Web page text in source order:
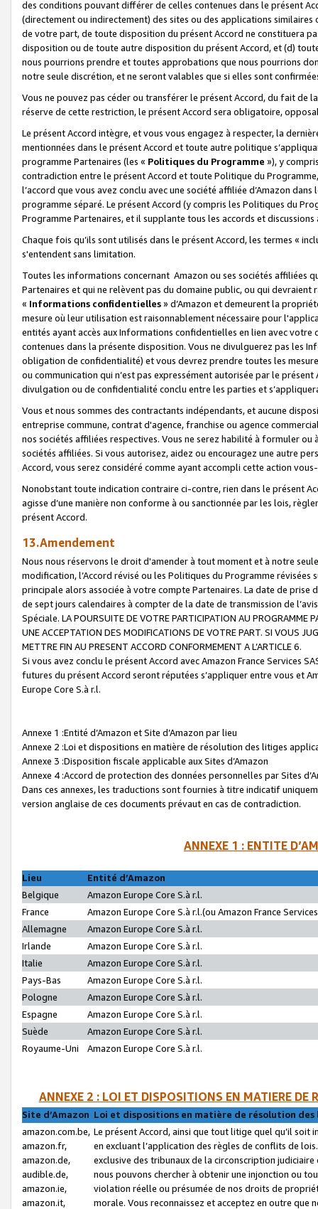
des conditions pouvant différer de celles contenues dans le présent
(directement ou indirectement) des sites ou des applications
de votre part, de toute disposition du présent Accord ne constituera
disposition ou de toute autre disposition du présent Accord, et (d)
nous pourrions prendre et toutes approbations que nous pourrions
notre seule discrétion, et ne seront valables que si elles sont
Vous ne pouvez pas céder ou transférer le présent Accord, du fait de
réserve de cette restriction, le présent Accord sera obligatoire,
Le présent Accord intègre, et vous vous engagez à respecter, la
mentionnées dans le présent Accord et toute autre politique
programme Partenaires (les « Politiques du Programme »), y
contradiction entre le présent Accord et toute Politique du
l’accord que vous avez conclu avec une société affiliée d’Amazon
programme séparé. Le présent Accord (y compris les Politiques du
Programme Partenaires, et il supplante tous les accords et discussions
Chaque fois qu’ils sont utilisés dans le présent Accord, les termes «
s'entendent sans limitation.
Toutes les informations concernant Amazon ou ses sociétés affiliées
Partenaires et qui ne relèvent pas du domaine public, ou qui
« Informations confidentielles» d’Amazon et demeurent la
mesure où leur utilisation est raisonnablement nécessaire pour
entités ayant accès aux Informations confidentielles en lien avec
contenues dans la présente disposition. Vous ne divulguerez pas les
obligation de confidentialité) et vous devrez prendre toutes les
ou communication qui n’est pas expressément autorisée par le
divulgation ou de confidentialité conclu entre les parties et
Vous et nous sommes des contractants indépendants, et aucune
entreprise commune, contrat d'agence, franchise ou agence
nos sociétés affiliées respectives. Vous ne serez habilité à formuler
sociétés affiliées. Si vous autorisez, aidez ou encouragez une autre
Accord, vous serez considéré comme ayant accompli cette action
Nonobstant toute indication contraire ci-contre, rien dans le présent
agisse d’une manière non conforme à ou sanctionnée par les lois,
présent Accord.
13.Amendement
Nous nous réservons le droit d'amender à tout moment et à notre
modification, l’Accord révisé ou les Politiques du Programme
principale alors associée à votre compte Partenaires. La date de
de sept jours calendaires à compter de la date de transmission de
Spéciale. LA POURSUITE DE VOTRE PARTICIPATION AU PROGRAMME
UNE ACCEPTATION DES MODIFICATIONS DE VOTRE PART. SI VOUS
METTRE FIN AU PRESENT ACCORD CONFORMEMENT A L’ARTICLE 6.
Si vous avez conclu le présent Accord avec Amazon France Services
futures du présent Accord seront réputées s’appliquer entre vous et
Europe Core S.à r.l.
Annexe 1 :Entité d’Amazon et Site d’Amazon par lieu
Annexe 2 :Loi et dispositions en matière de résolution des litiges
Annexe 3 :Disposition fiscale applicable aux Sites d’Amazon
Annexe 4 :Accord de protection des données personnelles par Sites
Dans ces annexes, les traductions sont fournies à titre indicatif
version anglaise de ces documents prévaut en cas de contradiction.
ANNEXE 1 : ENTITE
Lieu
Entité d’Amazon
Belgique
Amazon Europe Core S.à r.l.
France
Amazon Europe Core S.à r.l.(ou Amazon France
Allemagne
Amazon Europe Core S.à r.l.
Irlande
Amazon Europe Core S.à r.l.
Italie
Amazon Europe Core S.à r.l.
Pays-Bas
Amazon Europe Core S.à r.l.
Pologne
Amazon Europe Core S.à r.l.
Espagne
Amazon Europe Core S.à r.l.
Suède
Amazon Europe Core S.à r.l.
Royaume-Uni
Amazon Europe Core S.à r.l.
ANNEXE 2 : LOI ET DISPOSITIONS EN MATIERE DE
Site d’Amazon Loi et dispositions en matière de résolution
amazon.com.be,
amazon.fr,
amazon.de,
audible.de,
amazon.ie,
amazon.it,
Le présent Accord, ainsi que tout litige quel qu’il soit
en excluant l’application des règles de conflits de
exclusive des tribunaux de la circonscription
nous pouvons chercher à obtenir une injonction ou
violation réelle ou présumée de nos droits de
morale. Vous reconnaissez et acceptez en outre que